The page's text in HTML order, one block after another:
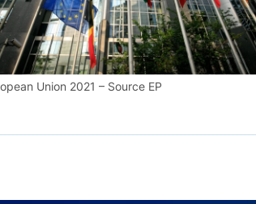
Union 2021 – Source EP